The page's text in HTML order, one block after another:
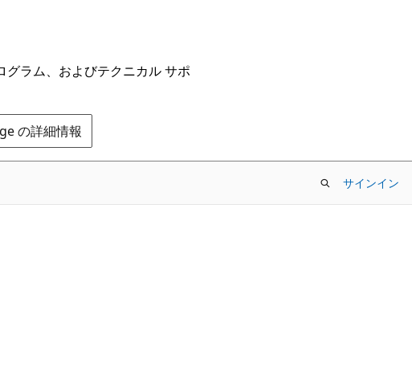
ラム、およびテクニカル サポ
の詳細情報
サインイン